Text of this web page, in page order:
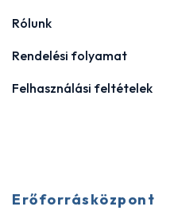
Rólunk
Rendelési folyamat
Felhasználási feltételek
Erőforrásközpont